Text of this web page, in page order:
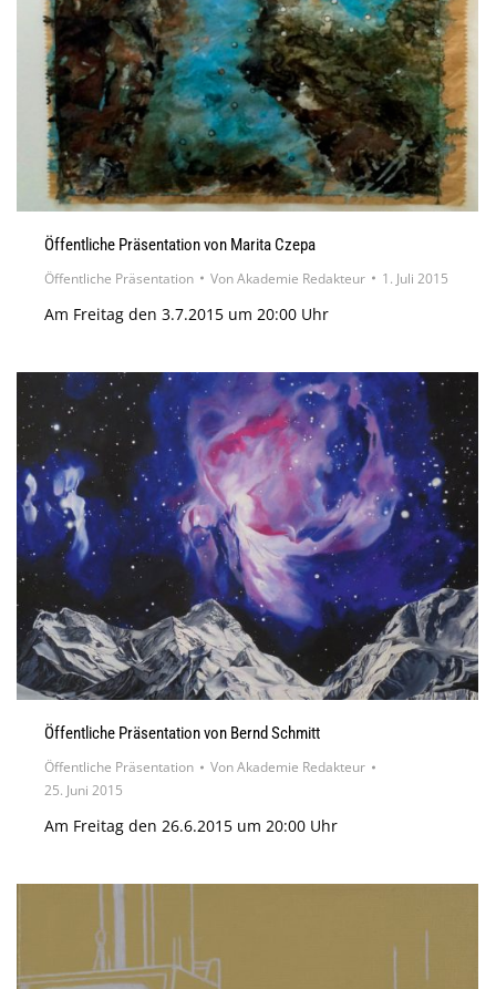
Öffentliche Präsentation von Marita Czepa
Öffentliche Präsentation VonAkademie Redakteur 1. Juli 2015
Am Freitag den 3.7.2015 um 20:00 Uhr
Öffentliche Präsentation von Bernd Schmitt
Öffentliche Präsentation VonAkademie Redakteur
25. Juni 2015
Am Freitag den 26.6.2015 um 20:00 Uhr